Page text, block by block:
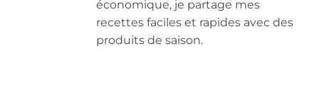
économique, je partage mes
recettes faciles et rapides avec des
produits de saison.